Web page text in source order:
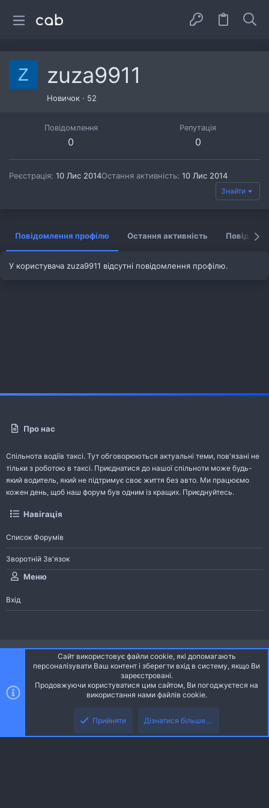
Z zuza9911
Новичок · 52
Повідомлення
0
Репутація
0
Реєстрація 10 Лис 2014Остання активність 10 Лис 2014
Знайти
Повідомлення профілю Остання активність
У користувача zuza9911 відсутні повідомлення профілю.
Про нас
Спільнота водіїв таксі. Тут обговорюються актуальні теми, пов'язані не
тільки з роботою в таксі. Приєднатися до нашої спільноти може будь-
який водитель, який не підтримує своє життя без авто. Ми працюємо
кожен день, щоб наш форум був одним із кращих. Приєднуйтесь.
Навігація
Список Форумів
Зворотній Зв'язок
Меню
Вхід
Ніч
Українська (UA)
S
Community platform by XenForo® © 2010-2026 XenForo Ltd.
Community platform by XenForo © 2010-2022 XenForo Ltd. | dev: Pages
Сайт використовує файли cookie, які допомагають
персоналізувати Ваш контент і зберегти вхід в систему, якщо Ви
зареєстровані.
Продовжуючи користуватися цим сайтом, Ви погоджуєтеся на
використання нами файлів cookie.
Прийняти Дізнатися більше....